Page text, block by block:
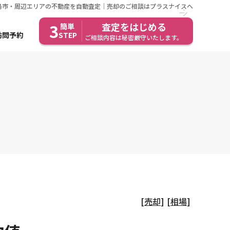
・周辺エリアの不動産を自動査定｜売却のご相談はプラスナイスへ
予約
簡単
3STEP
査定をはじめる
ご相談内容は秘密厳守いたします。
[売却] [相場]